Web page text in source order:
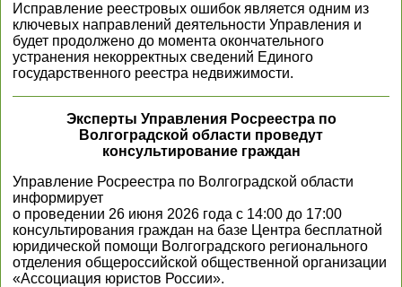
Исправление реестровых ошибок является одним из
ключевых направлений деятельности Управления и
будет продолжено до момента окончательного
устранения некорректных сведений Единого
государственного реестра недвижимости.
Эксперты Управления Росреестра по
Волгоградской области проведут
консультирование граждан
Управление Росреестра по Волгоградской области
информирует
о проведении 26 июня 2026 года с 14:00 до 17:00
консультирования граждан на базе Центра бесплатной
юридической помощи Волгоградского регионального
отделения общероссийской общественной организации
«Ассоциация юристов России».